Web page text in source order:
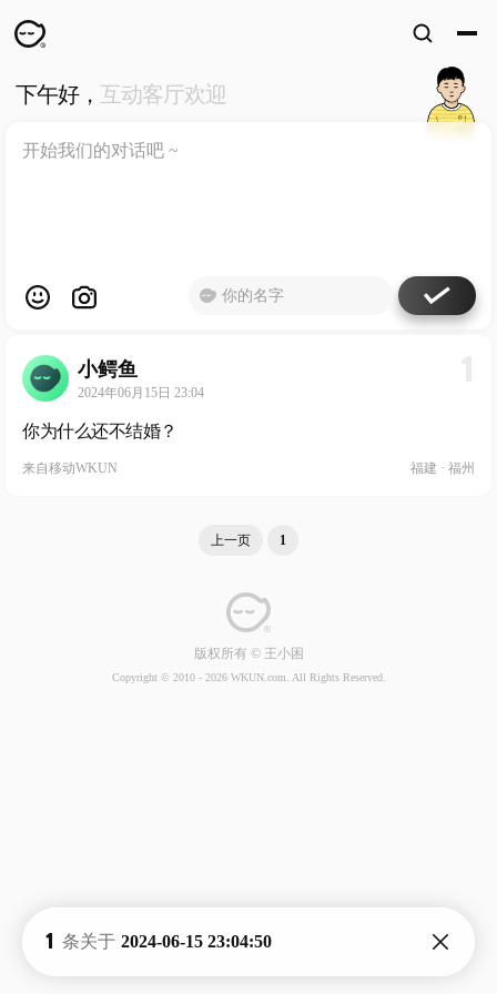
WKUN HOME
ABOUT ME
工作室
下午好， 互动客厅欢迎
小鳄鱼
2024年06月15日 23:04
你为什么还不结婚？
来自移动WKUN 福建 · 福州
1 条关于 2024-06-15 23:04:50
上一页 1
版权所有 © 王小困
Copyright © 2010 - 2026 WKUN.com. All Rights Reserved.